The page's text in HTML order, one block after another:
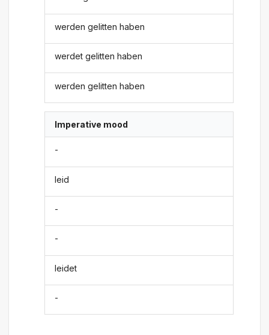
werden gelitten haben
werdet gelitten haben
werden gelitten haben
Imperative mood
-
leid
-
-
leidet
-